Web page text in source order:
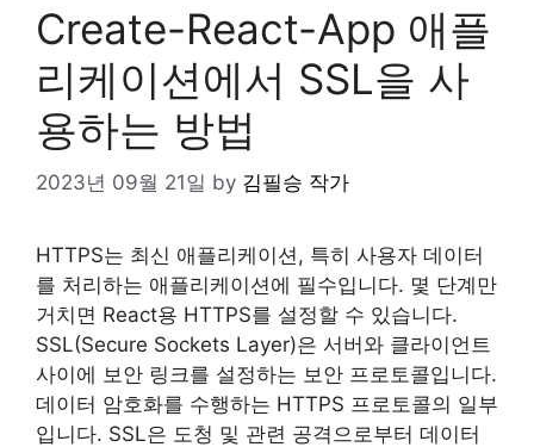
Create-React-App 애플
리케이션에서 SSL을 사
용하는 방법
2023년 09월 21일 by 김필승 작가
HTTPS는 최신 애플리케이션, 특히 사용자 데이터
를 처리하는 애플리케이션에 필수입니다. 몇 단계만
거치면 React용 HTTPS를 설정할 수 있습니다.
SSL(Secure Sockets Layer)은 서버와 클라이언트
사이에 보안 링크를 설정하는 보안 프로토콜입니다.
데이터 암호화를 수행하는 HTTPS 프로토콜의 일부
입니다. SSL은 도청 및 관련 공격으로부터 데이터